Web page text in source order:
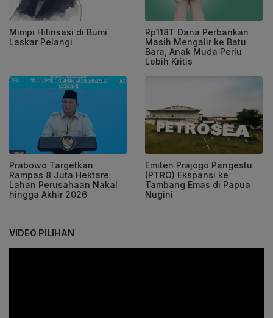
Mimpi Hilirisasi di Bumi
Laskar Pelangi
Rp118T Dana Perbankan
Masih Mengalir ke Batu
Bara, Anak Muda Perlu
Lebih Kritis
Prabowo Targetkan
Rampas 8 Juta Hektare
Lahan Perusahaan Nakal
hingga Akhir 2026
Emiten Prajogo Pangestu
(PTRO) Ekspansi ke
Tambang Emas di Papua
Nugini
VIDEO PILIHAN